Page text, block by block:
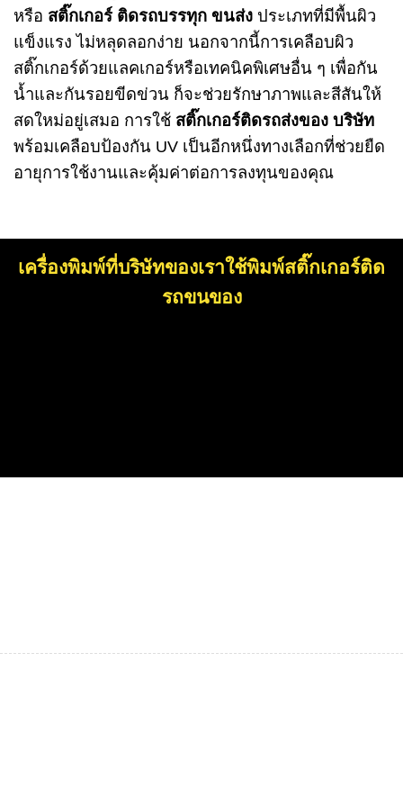
หรือ สติ๊กเกอร์ ติดรถบรรทุก ขนส่ง ประเภทที่มีพื้นผิว
แข็งแรง ไม่หลุดลอกง่าย นอกจากนี้การเคลือบผิว
สติ๊กเกอร์ด้วยแลคเกอร์หรือเทคนิคพิเศษอื่น ๆ เพื่อกัน
น้ำและกันรอยขีดข่วน ก็จะช่วยรักษาภาพและสีสันให้
สดใหม่อยู่เสมอ การใช้ สติ๊กเกอร์ติดรถส่งของ บริษัท
พร้อมเคลือบป้องกัน UV เป็นอีกหนึ่งทางเลือกที่ช่วยยืด
อายุการใช้งานและคุ้มค่าต่อการลงทุนของคุณ
เครื่องพิมพ์ที่บริษัทของเราใช้พิมพ์สติ๊กเกอร์ติด
รถขนของ